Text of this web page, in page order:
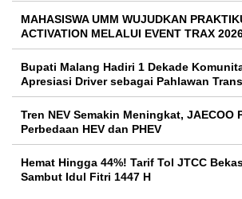
MAHASISWA UMM WUJUDKAN
ACTIVATION MELALUI EVENT TRAX
Bupati Malang Hadiri 1 Dekade
Apresiasi Driver sebagai Pahlawan
Tren NEV Semakin Meningkat, JAECOO
Perbedaan HEV dan PHEV
Hemat Hingga 44%! Tarif Tol JTCC
Sambut Idul Fitri 1447 H